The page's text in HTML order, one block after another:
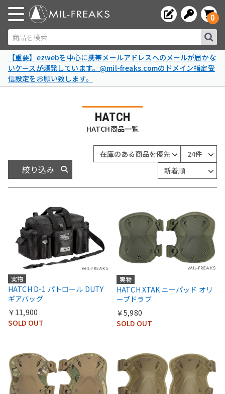
商品を検索
0
【重要】ezwebを中心に携帯メールアドレスへのメールが届かな
いケースが頻発しています。@mil-freaks.comのドメイン指定受
信設定をお願い致します。
HATCH
HATCH商品一覧
絞り込み
実物
HATCH D-1 パトロール DUTY
ギアバッグ
￥11,900
SOLD OUT
実物
HATCH XTAK ニーパッド オリ
ーブドラブ
￥5,980
SOLD OUT